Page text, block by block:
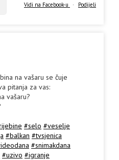
Vidi na Facebook-u · Podijeli
na vašaru se čuje
pitanja za vas:
vašaru?
#selo #veselje
#balkan #tvsjenica
#snimakdana
#uzivo #igranje